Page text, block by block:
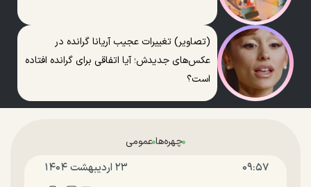
(تصاویر) تغییرات عجیب آریانا گرانده در
عکس‌های جدیدش؛ آیا اتفاقی برای گرانده افتاده
است؟
چهره‌هاعمومی
۰۹:۵۷ ۲۳ ارديبهشت ۱۴۰۴